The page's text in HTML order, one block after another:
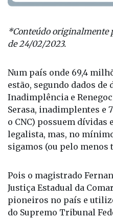
*Conteúdo originalmente
de 24/02/2023.
Num país onde 69,4
estão, segundo dados de
Inadimplência e
Serasa, inadimplentes e
o CNC) possuem dívidas
legalista, mas, no
sigamos (ou pelo menos
Pois o magistrado
Justiça Estadual da
pioneiros no país e
do Supremo Tribunal